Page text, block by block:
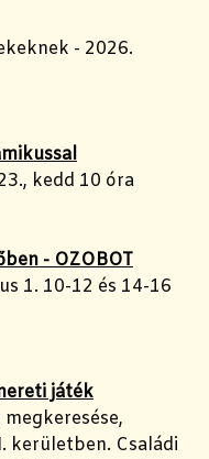
- 2026.
kedd 10 óra
- OZOBOT
1. 10-12 és 14-16
játék
kerületben. Családi